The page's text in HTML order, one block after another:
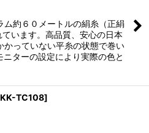
ム約６０メートルの絹糸（正絹
います。高品質、安心の日本
かっていない平糸の状態で巻い
ターの設定により実際の色と
KK-TC108]